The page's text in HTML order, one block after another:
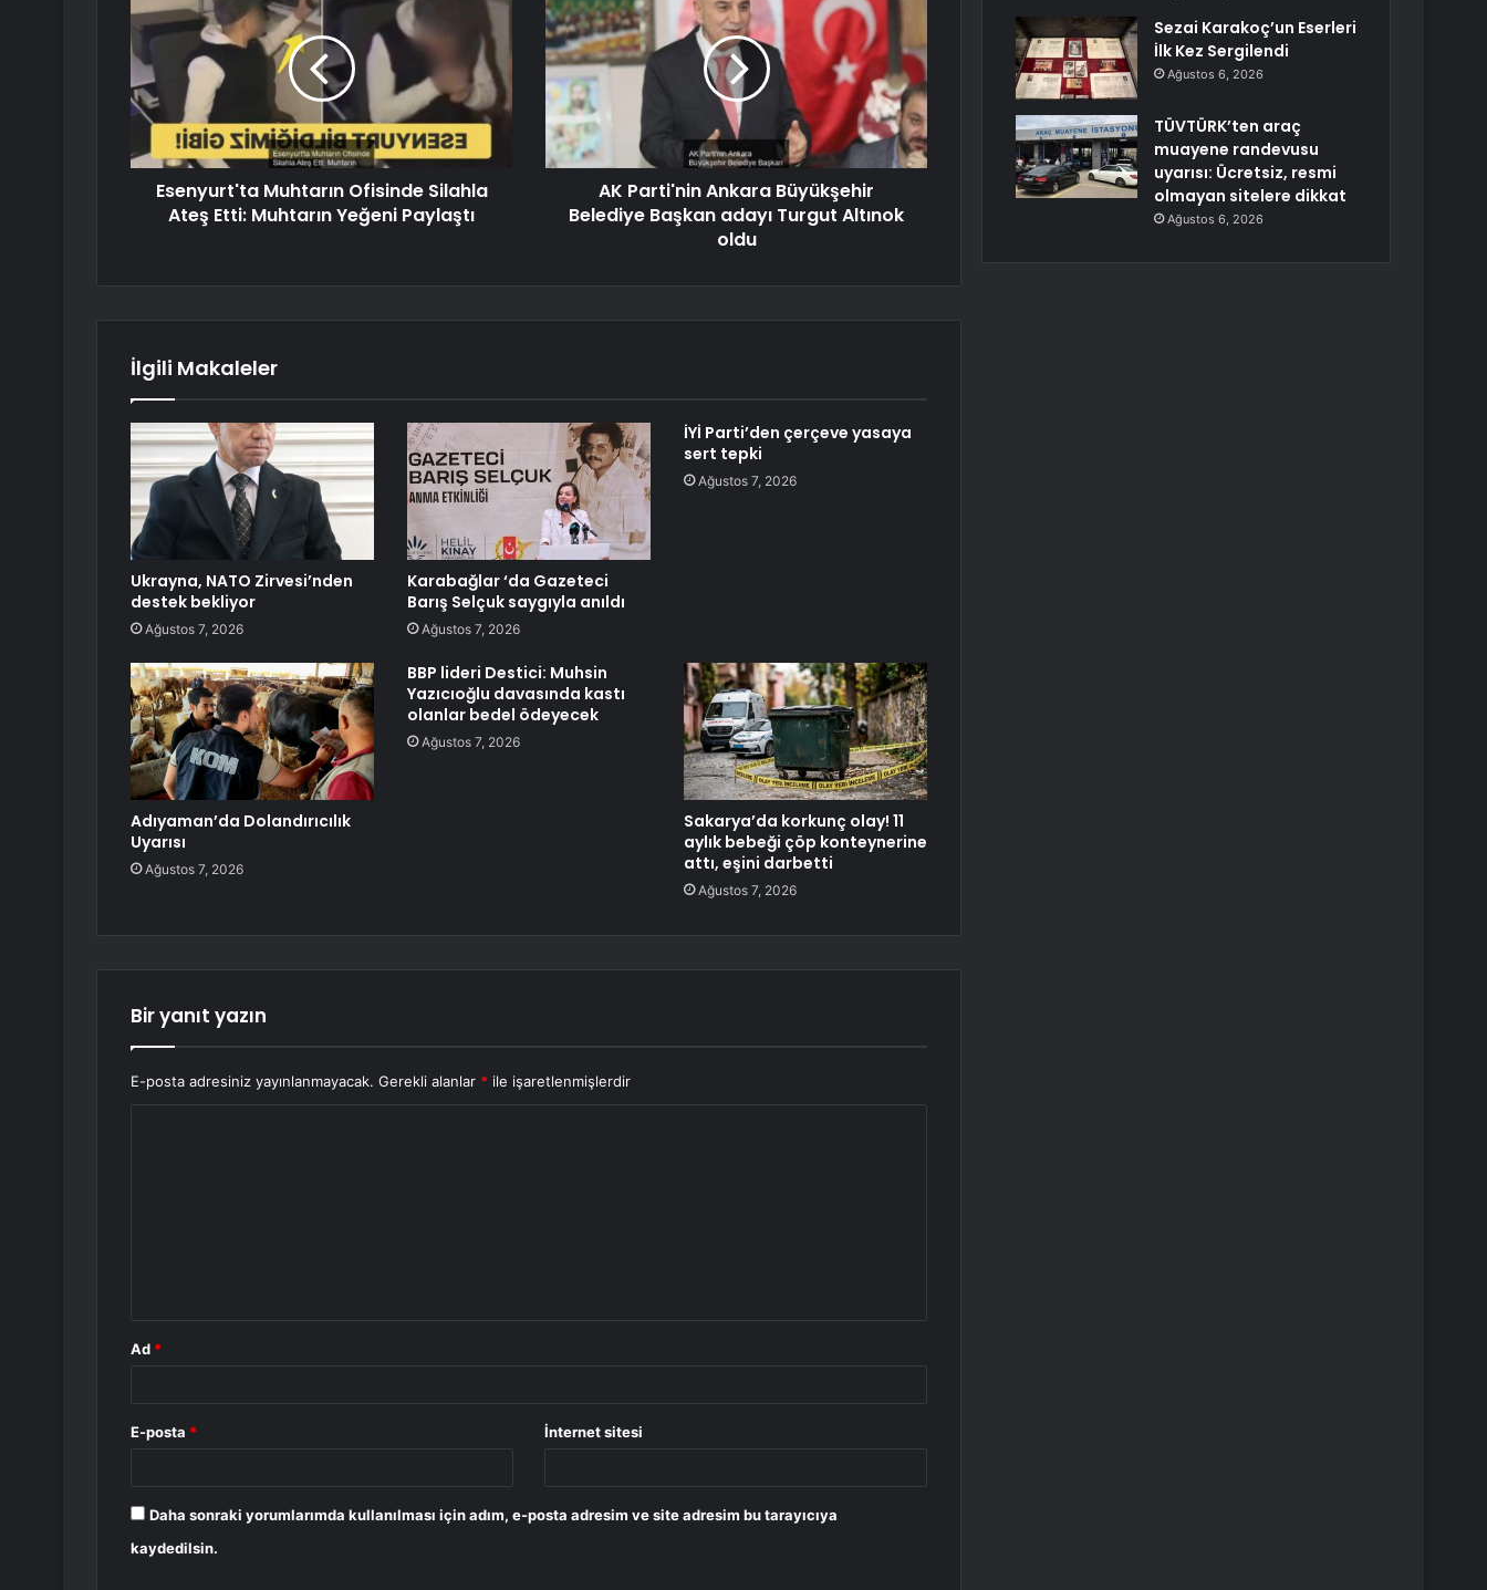
Esenyurt'ta Muhtarın Ofisinde Silahla
Ateş Etti: Muhtarın Yeğeni Paylaştı
AK Parti'nin Ankara Büyükşehir
Belediye Başkan adayı Turgut Altınok
oldu
İlgili Makaleler
Ukrayna, NATO Zirvesi’nden
destek bekliyor
Ağustos 7, 2026
Karabağlar ‘da Gazeteci
Barış Selçuk saygıyla anıldı
Ağustos 7, 2026
İYİ Parti’den çerçeve yasaya
sert tepki
Ağustos 7, 2026
Adıyaman’da Dolandırıcılık
Uyarısı
Ağustos 7, 2026
BBP lideri Destici: Muhsin
Yazıcıoğlu davasında kastı
olanlar bedel ödeyecek
Ağustos 7, 2026
Sakarya’da korkunç olay! 11
aylık bebeği çöp konteynerine
attı, eşini darbetti
Ağustos 7, 2026
Bir yanıt yazın
E-posta adresiniz yayınlanmayacak. Gerekli alanlar * ile işaretlenmişlerdir
Ad *
E-posta * İnternet sitesi
Daha sonraki yorumlarımda kullanılması için adım, e-posta adresim ve site adresim bu tarayıcıya
kaydedilsin.
Sezai Karakoç’un Eserleri
İlk Kez Sergilendi
Ağustos 6, 2026
TÜVTÜRK’ten araç
muayene randevusu
uyarısı: Ücretsiz, resmi
olmayan sitelere dikkat
Ağustos 6, 2026